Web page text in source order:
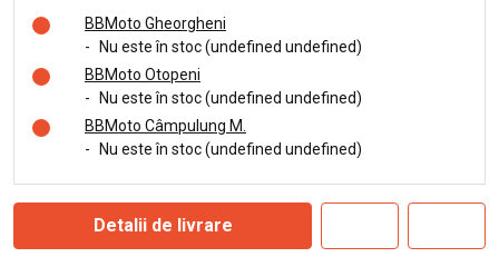
BBMoto Gheorgheni
-
Nu este în stoc (undefined undefined)
BBMoto Otopeni
-
Nu este în stoc (undefined undefined)
BBMoto Câmpulung M.
-
Nu este în stoc (undefined undefined)
Detalii de livrare